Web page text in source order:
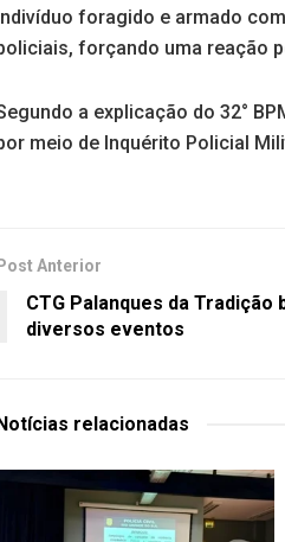
foragido e armado
forçando uma reação
a explicação do 32°
meio de Inquérito Policial
Anterior
CTG Palanques da Tradição
diversos eventos
relacionadas